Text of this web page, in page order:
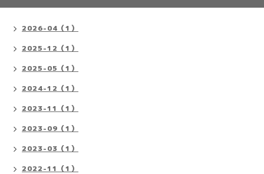
2026-04（1）
2025-12（1）
2025-05（1）
2024-12（1）
2023-11（1）
2023-09（1）
2023-03（1）
2022-11（1）